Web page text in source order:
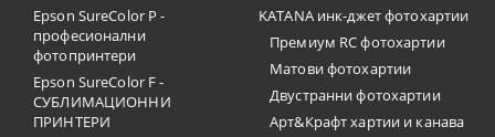
Epson SureColor P -
професионални
фотопринтери
Epson SureColor F -
СУБЛИМАЦИОННИ
ПРИНТЕРИ
KATANA инк-джет фотохартии
Премиум RC фотохартии
Матови фотохартии
Двустранни фотохартии
Арт&Крафт хартии и канава